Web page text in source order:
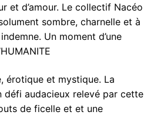
et d’amour. Le collectif Nacéo
sombre, charnelle et à
Un moment d’une
érotique et mystique. La
défi audacieux relevé par cette
de ficelle et et une